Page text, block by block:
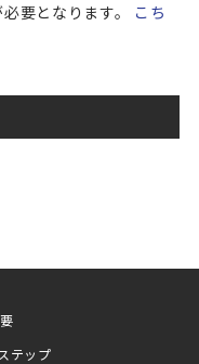
要となります。 こち
テップ